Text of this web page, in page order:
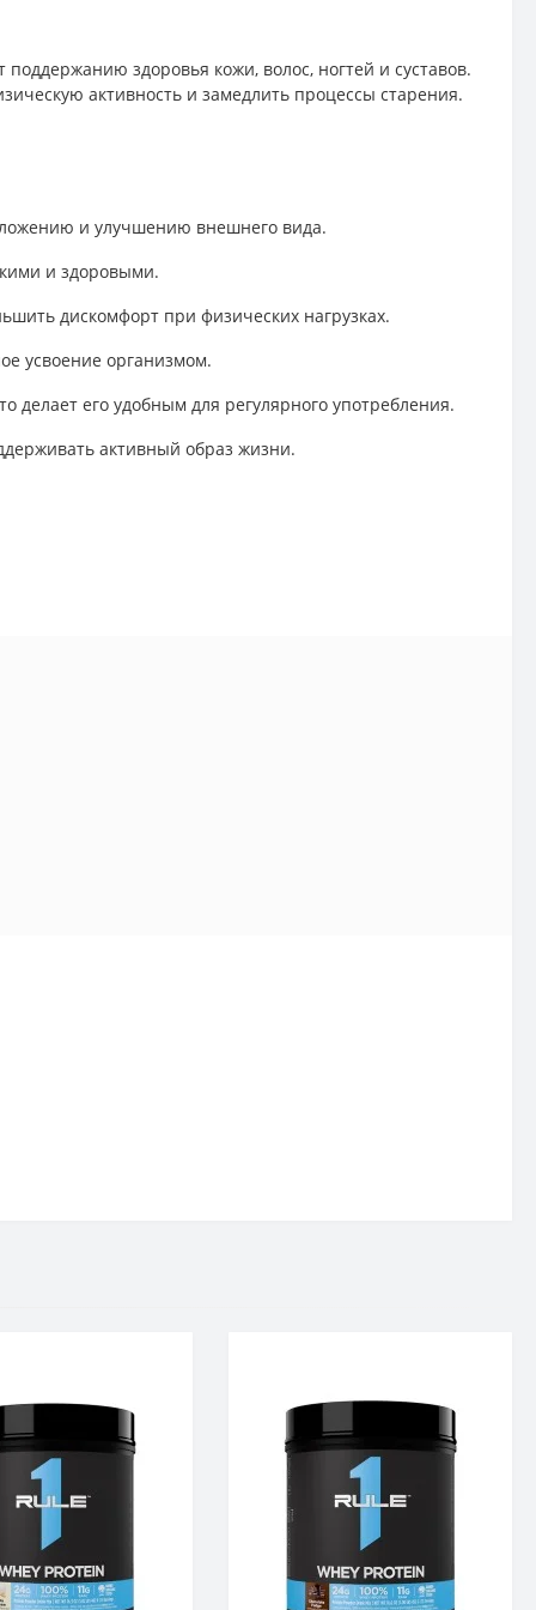
здоровья кожи, волос, ногтей и суставов.
активность и замедлить процессы старения.
и улучшению внешнего вида.
и здоровыми.
дискомфорт при физических нагрузках.
усвоение организмом.
его удобным для регулярного употребления.
активный образ жизни.